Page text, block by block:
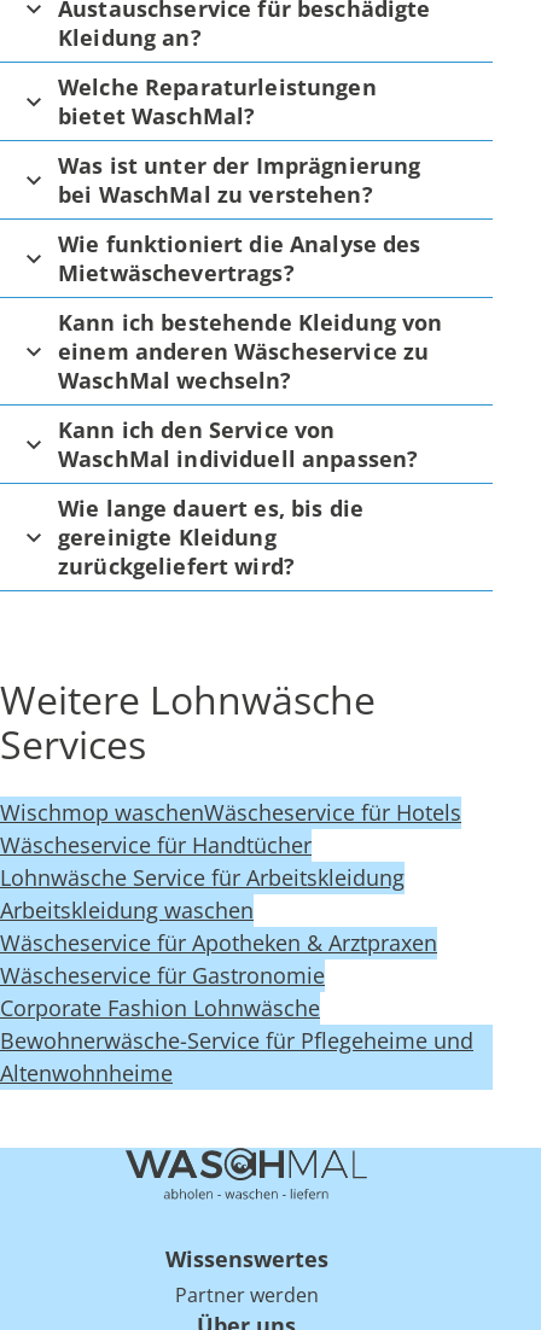
Austauschservice für beschädigte
Kleidung an?
Welche Reparaturleistungen
bietet WaschMal?
Was ist unter der Imprägnierung
bei WaschMal zu verstehen?
Wie funktioniert die Analyse des
Mietwäschevertrags?
Kann ich bestehende Kleidung von
einem anderen Wäscheservice zu
WaschMal wechseln?
Kann ich den Service von
WaschMal individuell anpassen?
Wie lange dauert es, bis die
gereinigte Kleidung
zurückgeliefert wird?
Weitere Lohnwäsche
Services
Wischmop waschenWäscheservice für Hotels
Wäscheservice für Handtücher
Lohnwäsche Service für Arbeitskleidung
Arbeitskleidung waschen
Wäscheservice für Apotheken & Arztpraxen
Wäscheservice für Gastronomie
Corporate Fashion Lohnwäsche
Bewohnerwäsche-Service für Pflegeheime und
Altenwohnheime
Wissenswertes
Partner werden